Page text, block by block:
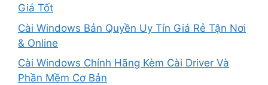
Giá Tốt
Cài Windows Bản Quyền Uy Tín Giá Rẻ Tận Nơi
& Online
Cài Windows Chính Hãng Kèm Cài Driver Và
Phần Mềm Cơ Bản